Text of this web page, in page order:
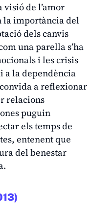
visió de l’amor
la importància del
dels canvis
una parella s’ha
i les crisis
a la dependència
a reflexionar
relacions
puguin
els temps de
entenent que
del benestar